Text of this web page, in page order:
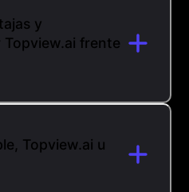
y
Topview.ai frente
Topview.ai u